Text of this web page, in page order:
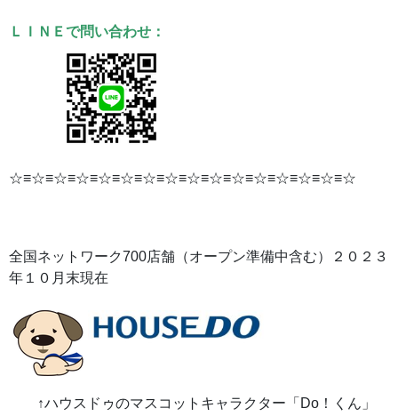
ＬＩＮＥで問い合わせ：
☆≡☆≡☆≡☆≡☆≡☆≡☆≡☆≡☆≡☆≡☆≡☆≡☆≡☆≡☆≡☆
全国ネットワーク700店舗（オープン準備中含む）２０２３
年１０月末現在
↑ハウスドゥのマスコットキャラクター「Do！くん」